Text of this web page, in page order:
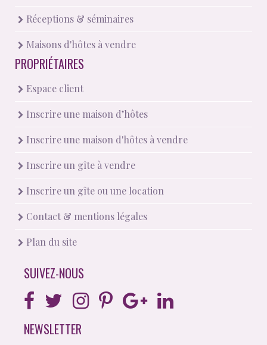
Réceptions & séminaires
Maisons d'hôtes à vendre
PROPRIÉTAIRES
Espace client
Inscrire une maison d’hôtes
Inscrire une maison d'hôtes à vendre
Inscrire un gîte à vendre
Inscrire un gîte ou une location
Contact & mentions légales
Plan du site
SUIVEZ-NOUS
NEWSLETTER